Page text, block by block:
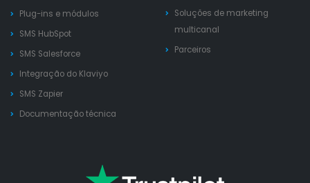
Plug-ins e módulos
SMS HubSpot
SMS Salesforce
Integração do Klaviyo
SMS Zapier
Documentação técnica
Soluções de marketing
multicanal
Parceiros